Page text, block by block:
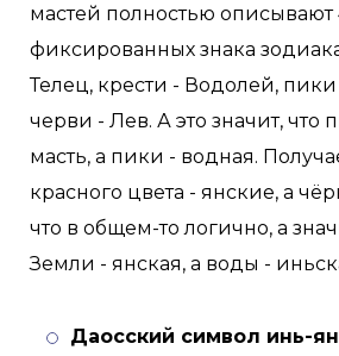
мастей полностью описывают
фиксированных знака
Телец, крести - Водолей,
черви - Лев. А это значит, что
масть, а пики - водная.
красного цвета - янские, а
что в общем-то логично, а
Земли - янская, а воды -
Даосский символ инь-